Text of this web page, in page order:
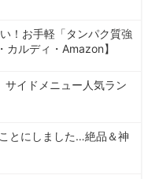
！お手軽「タンパク質強
ルディ・Amazon】
サイドメニュー人気ラン
とにしました…絶品＆神